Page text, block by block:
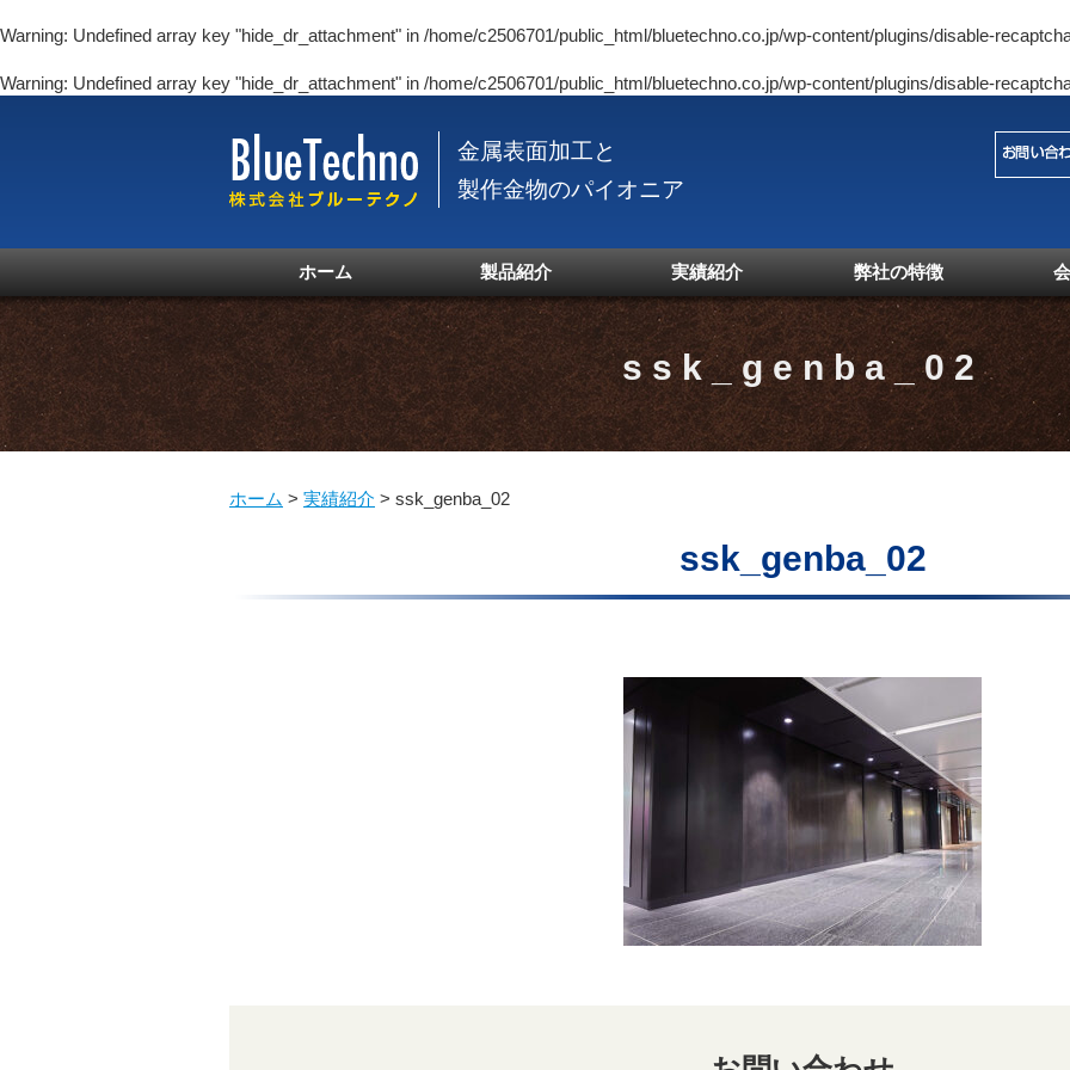
Warning: Undefined array key "hide_dr_attachment" in /home/c2506701/public_html/bluetechno.co.jp/wp-content/plugins/disable-
Warning: Undefined array key "hide_dr_attachment" in /home/c2506701/public_html/bluetechno.co.jp/wp-content/plugins/disable-
金属表面加工と
製作金物のパイオニア
ホーム 製品紹介 実績紹介 弊社の特徴
ssk_genba_02
ホーム > 実績紹介 > ssk_genba_02
ssk_genba_02